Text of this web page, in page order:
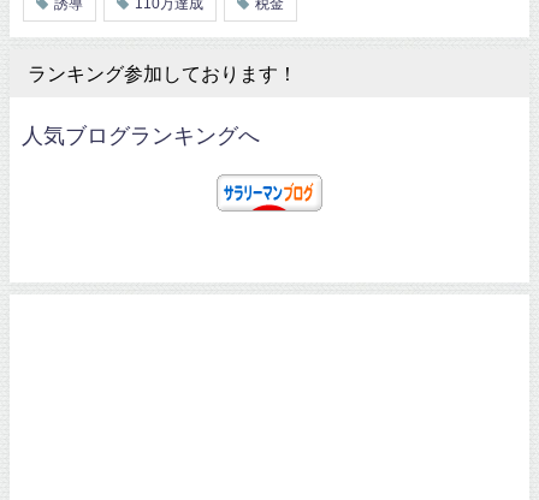
誘導 110万達成 税金
ランキング参加しております！
人気ブログランキングへ